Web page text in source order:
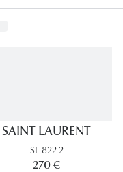
Lunettes
SAINT LAURENT
SL 822 2
270 €